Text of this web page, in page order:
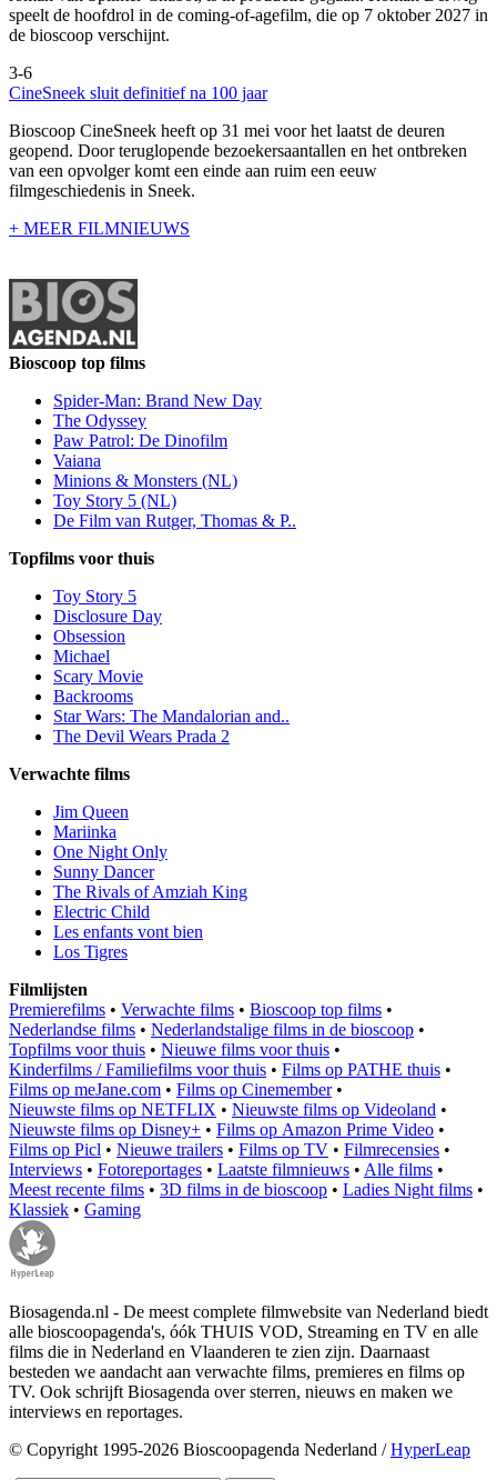
speelt de hoofdrol in de coming-of-agefilm, die op 7 oktober 2027 in
de bioscoop verschijnt.
3-6
CineSneek sluit definitief na 100 jaar
Bioscoop CineSneek heeft op 31 mei voor het laatst de deuren
geopend. Door teruglopende bezoekersaantallen en het ontbreken
van een opvolger komt een einde aan ruim een eeuw
filmgeschiedenis in Sneek.
+ MEER FILMNIEUWS
Bioscoop top films
Spider-Man: Brand New Day
The Odyssey
Paw Patrol: De Dinofilm
Vaiana
Minions & Monsters (NL)
Toy Story 5 (NL)
De Film van Rutger, Thomas & P..
Topfilms voor thuis
Toy Story 5
Disclosure Day
Obsession
Michael
Scary Movie
Backrooms
Star Wars: The Mandalorian and..
The Devil Wears Prada 2
Verwachte films
Jim Queen
Mariinka
One Night Only
Sunny Dancer
The Rivals of Amziah King
Electric Child
Les enfants vont bien
Los Tigres
Filmlijsten
Premierefilms • Verwachte films • Bioscoop top films •
Nederlandse films • Nederlandstalige films in de bioscoop •
Topfilms voor thuis • Nieuwe films voor thuis •
Kinderfilms / Familiefilms voor thuis • Films op PATHE thuis •
Films op meJane.com • Films op Cinemember•
Nieuwste films op NETFLIX • Nieuwste films op Videoland •
Nieuwste films op Disney+ • Films op Amazon Prime Video •
Films op Picl • Nieuwe trailers • Films op TV • Filmrecensies •
Interviews • Fotoreportages • Laatste filmnieuws • Alle films •
Meest recente films • 3D films in de bioscoop • Ladies Night films •
Klassiek • Gaming
Biosagenda.nl - De meest complete filmwebsite van Nederland biedt
alle bioscoopagenda's, óók THUIS VOD, Streaming en TV en alle
films die in Nederland en Vlaanderen te zien zijn. Daarnaast
besteden we aandacht aan verwachte films, premieres en films op
TV. Ook schrijft Biosagenda over sterren, nieuws en maken we
interviews en reportages.
© Copyright 1995-2026 Bioscoopagenda Nederland /HyperLeap